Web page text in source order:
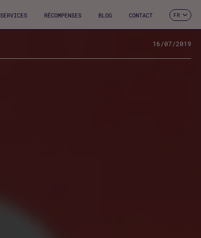
SERVICES RÉCOMPENSES BLOG CONTACT
EN
FR
IT
16/07/2019